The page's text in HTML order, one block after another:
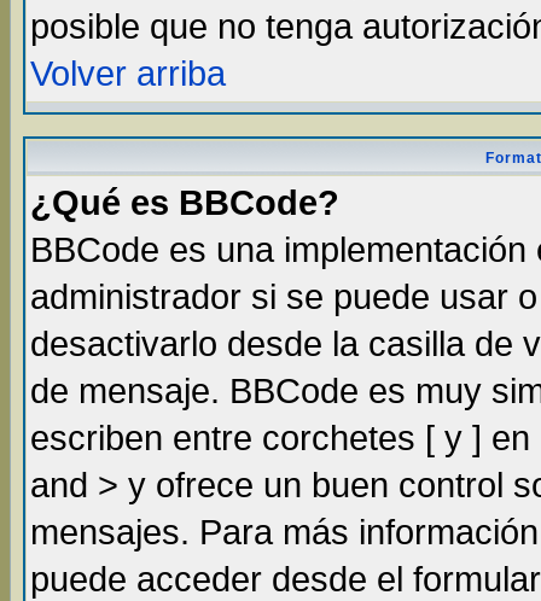
posible que no tenga
Volver arriba
¿Qué es BBCode?
BBCode es una
administrador si se puede usar
desactivarlo desde la casilla de
de mensaje. BBCode es muy
escriben entre corchetes [ y ]
and > y ofrece un buen control
mensajes. Para más
puede acceder desde el